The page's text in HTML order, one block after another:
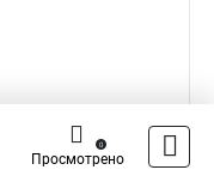
Просмотрено
0